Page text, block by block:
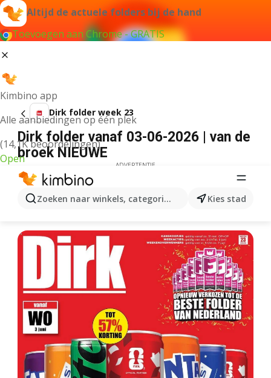
Altijd de actuele folders bij de hand
Toevoegen aan Chrome - GRATIS
Kimbino app
Alle aanbiedingen op één plek
(14,1K beoordelingen)
Open
Zoeken naar winkels, categorieën, producten...
Kies stad
Dirk folder week 23
Dirk folder vanaf 03-06-2026 | van de
broek NIEUWE
ADVERTENTIE